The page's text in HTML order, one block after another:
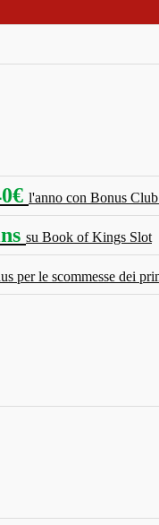
l'anno con Bonus Club
su Book of Kings Slot
per le scommesse dei